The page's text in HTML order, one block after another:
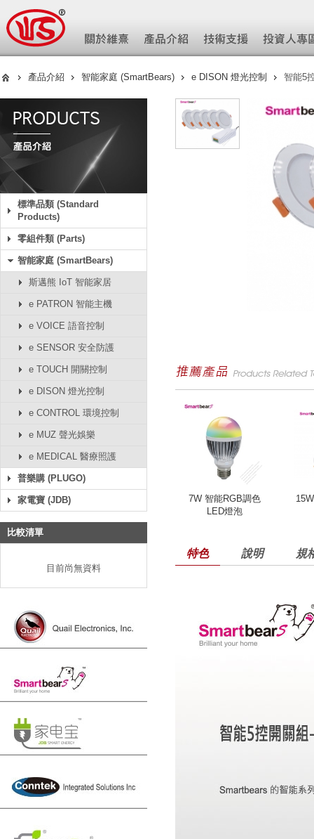
產品介紹 智能家庭 (SmartBears) e DISON 燈光控制 智能5
標準品類 (Standard
Products)
零組件類 (Parts)
智能家庭 (SmartBears)
斯邁熊 IoT 智能家居
e PATRON 智能主機
e VOICE 語音控制
e SENSOR 安全防護
e TOUCH 開關控制
e DISON 燈光控制
e CONTROL 環境控制
e MUZ 聲光娛樂
e MEDICAL 醫療照護
普樂購 (PLUGO)
家電寶 (JDB)
比較清單
目前尚無資料
7W 智能RGB調色
LED燈泡
特色 說明 規